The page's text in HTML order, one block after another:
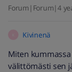
Forum|Forum|4
Kivinenä
Miten
välittömästi sen